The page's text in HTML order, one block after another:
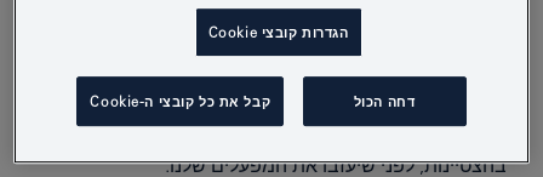
המוצרים, והרכיבים שלנו, לצד קלות בתפעול, והמראה
המושלם שלהם, מחוייבים בעמידה בהצלחה במבחני
בהצטיינות, לפני שיעזבו את המפעלים שלנו.
הגדרות קובצי Cookie
דחה הכול קבל את כל קובצי ה-Cookie